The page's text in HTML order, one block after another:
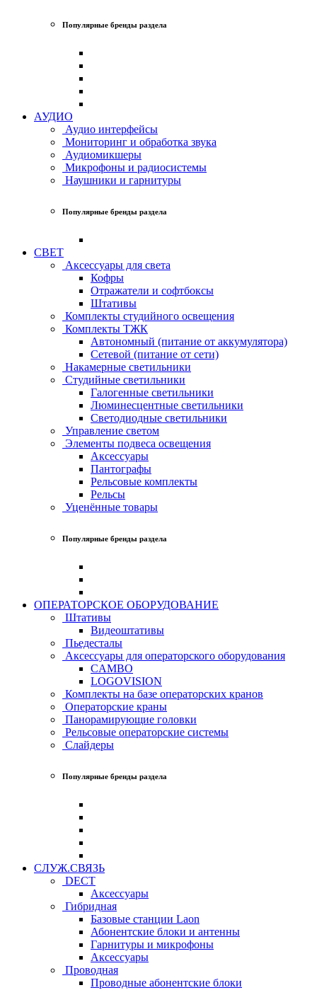
Популярные бренды раздела
АУДИО
Аудио интерфейсы
Мониторинг и обработка звука
Аудиомикшеры
Микрофоны и радиосистемы
Наушники и гарнитуры
Популярные бренды раздела
СВЕТ
Аксессуары для света
Кофры
Отражатели и софтбоксы
Штативы
Комплекты студийного освещения
Комплекты ТЖК
Автономный (питание от аккумулятора)
Сетевой (питание от сети)
Накамерные светильники
Студийные светильники
Галогенные светильники
Люминесцентные светильники
Светодиодные светильники
Управление светом
Элементы подвеса освещения
Аксессуары
Пантографы
Рельсовые комплекты
Рельсы
Уценённые товары
Популярные бренды раздела
ОПЕРАТОРСКОЕ ОБОРУДОВАНИЕ
Штативы
Видеоштативы
Пьедесталы
Аксессуары для операторского оборудования
CAMBO
LOGOVISION
Комплекты на базе операторских кранов
Операторские краны
Панорамирующие головки
Рельсовые операторские системы
Слайдеры
Популярные бренды раздела
СЛУЖ.СВЯЗЬ
DECT
Аксессуары
Гибридная
Базовые станции Laon
Абонентские блоки и антенны
Гарнитуры и микрофоны
Аксессуары
Проводная
Проводные абонентские блоки